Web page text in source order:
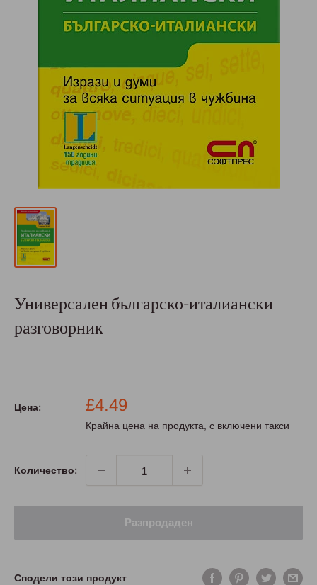
Универсален българско-италиански
разговорник
Цена:
Промо
цена
£4.49
Крайна цена на продукта, с включени такси
Количество:
Разпродаден
Сподели този продукт